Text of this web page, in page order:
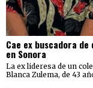
Cae ex buscadora
en Sonora
La ex lideresa de un
Blanca Zulema, de 43